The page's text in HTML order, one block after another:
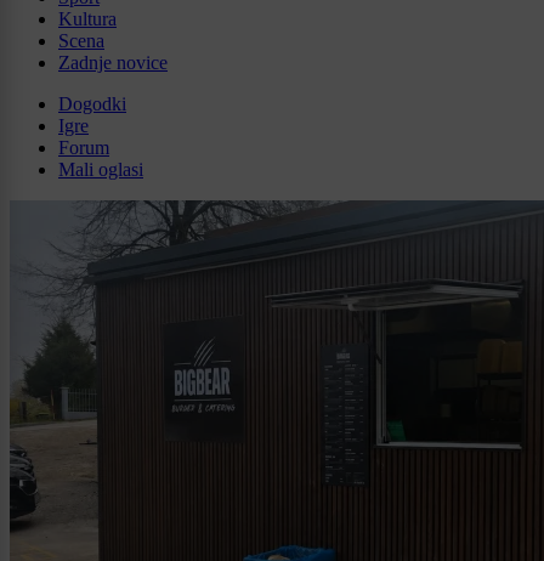
Kultura
Scena
Zadnje novice
Dogodki
Igre
Forum
Mali oglasi